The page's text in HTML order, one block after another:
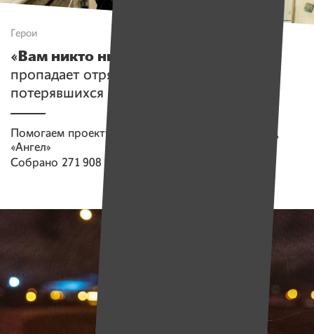
Герои
«Вам никто ничем не обязан»
пропадает отряд «Ангел», который ищет
потерявшихся людей
Помогаем проекту
Поисково-спасательный отряд
«Ангел»
Собрано 271 908 руб.